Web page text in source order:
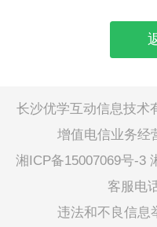
长沙优学互动信息技术
增值电信业务经
湘ICP备15007069号-3
客服电
违法和不良信息